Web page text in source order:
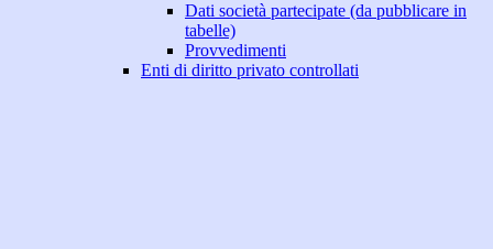
Dati società partecipate (da pubblicare in
tabelle)
Provvedimenti
Enti di diritto privato controllati